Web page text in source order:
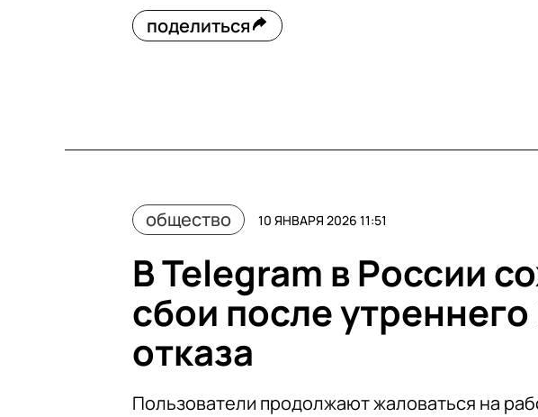
поделиться
общество 10 ЯНВАРЯ 2026 11:51
В Telegram в России
сбои после
отказа
Пользователи продолжают жаловаться на